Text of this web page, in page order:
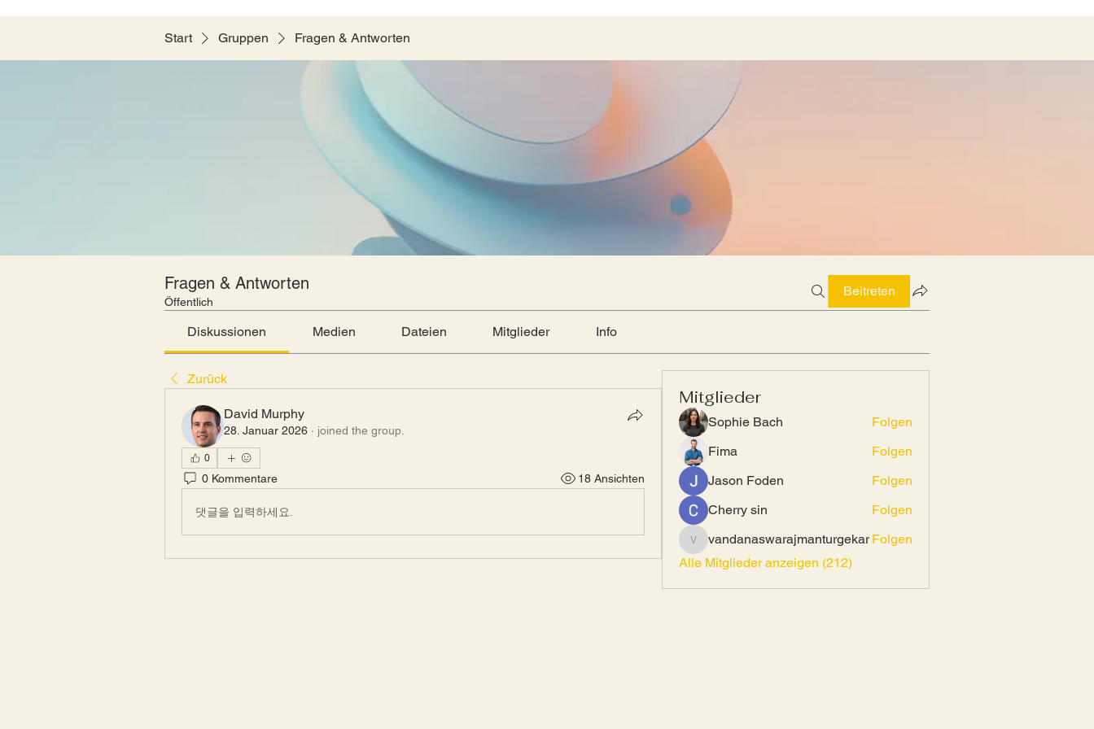
Start Gruppen Fragen & Antworten
Fragen & Antworten
Öffentlich
Beitreten
Diskussionen Medien Dateien Mitglieder Info
Zurück
David Murphy
28. Januar 2026 · joined the group.
0
0 Kommentare 18 Ansichten
댓글을 입력하세요.
Mitglieder
Sophie Bach
Folgen
Fima
Folgen
Jason Foden
Folgen
Cherry sin
Folgen
vandanaswarajmanturgekar
vandanaswarajmanturgekar Folgen
Alle Mitglieder anzeigen (212)